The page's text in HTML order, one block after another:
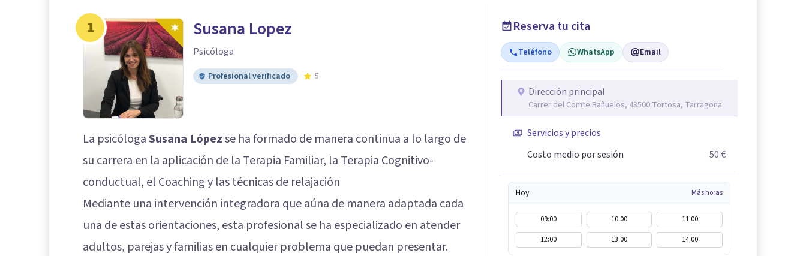
1 Susana Lopez
Psicóloga
Profesional verificado 5
La psicólogaSusana Lópezse ha formado de manera continua a lo largo de
su carrera en la aplicación de la Terapia Familiar, la Terapia Cognitivo-
conductual, el Coaching y lastécnicas de relajación
Mediante una intervención integradora que aúna de manera adaptada cada
una de estas orientaciones, esta profesional se ha especializado en atender
adultos, parejas y familias en cualquier problema que puedan presentar.
Reserva tu cita
Teléfono WhatsApp Email
Dirección principal
Carrer del Comte Bañuelos, 43500 Tortosa, Tarragona
Servicios y precios
Costo medio por sesión
50 €
Hoy Más horas
09:00 10:00
11:00
12:00
13:00 14:00